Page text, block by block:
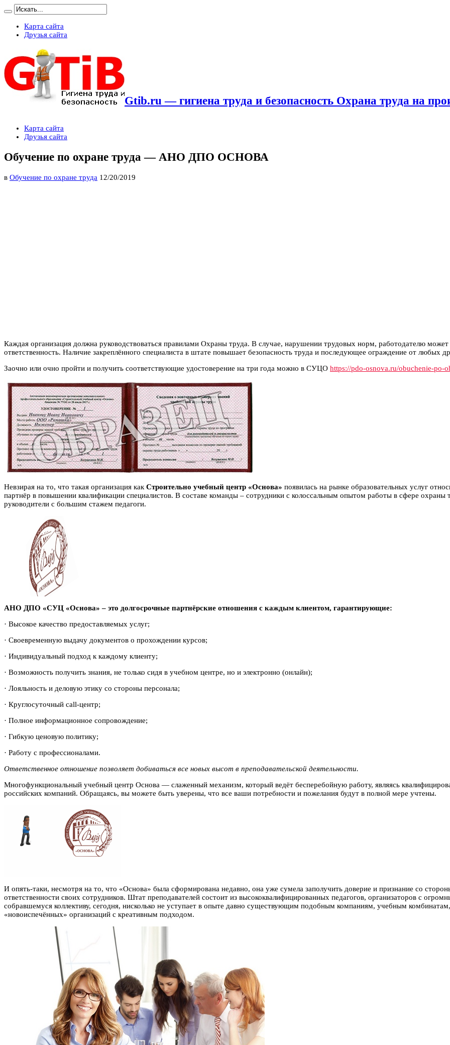
Карта сайта
Друзья сайта
Gtib.ru — гигиена труда и безопасность Охрана труда на
Карта сайта
Друзья сайта
Обучение по охране труда — АНО ДПО ОСНОВА
в Обучение по охране труда 12/20/2019
Каждая организация должна руководствоваться правилами Охраны труда. В случае, нарушении трудовых норм, работодателю может
ответственность. Наличие закреплённого специалиста в штате повышает безопасность труда и последующее ограждение от любых
Заочно или очно пройти и получить соответствующие удостоверение на три года можно в СУЦО https://pdo-osnova.ru/obuchenie-po-
Невзирая на то, что такая организация как Строительно учебный центр «Основа» появилась на рынке образовательных услуг
партнёр в повышении квалификации специалистов. В составе команды – сотрудники с колоссальным опытом работы в сфере
руководители с большим стажем педагоги.
АНО ДПО «СУЦ «Основа» – это долгосрочные партнёрские отношения с каждым клиентом, гарантирующие:
· Высокое качество предоставляемых услуг;
· Своевременную выдачу документов о прохождении курсов;
· Индивидуальный подход к каждому клиенту;
· Возможность получить знания, не только сидя в учебном центре, но и электронно (онлайн);
· Лояльность и деловую этику со стороны персонала;
· Круглосуточный call-центр;
· Полное информационное сопровождение;
· Гибкую ценовую политику;
· Работу с профессионалами.
Ответственное отношение позволяет добиваться все новых высот в преподавательской деятельности.
Многофункциональный учебный центр Основа — слаженный механизм, который ведёт бесперебойную работу, являясь
российских компаний. Обращаясь, вы можете быть уверены, что все ваши потребности и пожелания будут в полной мере учтены.
И опять-таки, несмотря на то, что «Основа» была сформирована недавно, она уже сумела заполучить доверие и признание со
ответственности своих сотрудников. Штат преподавателей состоит из высококвалифицированных педагогов, организаторов с
собравшемуся коллективу, сегодня, нисколько не уступает в опыте давно существующим подобным компаниям, учебным
«новоиспечённых» организаций с креативным подходом.